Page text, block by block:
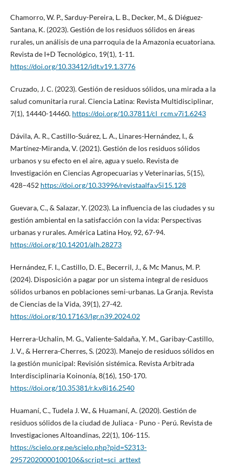
Chamorro, W. P., Sarduy-Pereira, L. B., Decker, M., & Diéguez-
Santana, K. (2023). Gestión de los residuos sólidos en áreas
rurales, un análisis de una parroquia de la Amazonia ecuatoriana.
Revista de I+D Tecnológico, 19(1), 1-11.
https://doi.org/10.33412/idt.v19.1.3776
Cruzado, J. C. (2023). Gestión de residuos sólidos, una mirada a la
salud comunitaria rural. Ciencia Latina: Revista Multidisciplinar,
7(1), 14440-14460. https://doi.org/10.37811/cl_rcm.v7i1.6243
Dávila, A. R., Castillo-Suárez, L. A., Linares-Hernández, I., &
Martínez-Miranda, V. (2021). Gestión de los residuos sólidos
urbanos y su efecto en el aire, agua y suelo. Revista de
Investigación en Ciencias Agropecuarias y Veterinarias, 5(15),
428–452 https://doi.org/10.33996/revistaalfa.v5i15.128
Guevara, C., & Salazar, Y. (2023). La influencia de las ciudades y su
gestión ambiental en la satisfacción con la vida: Perspectivas
urbanas y rurales. América Latina Hoy, 92, 67-94.
https://doi.org/10.14201/alh.28273
Hernández, F. I., Castillo, D. E., Becerril, J., & Mc Manus, M. P.
(2024). Disposición a pagar por un sistema integral de residuos
sólidos urbanos en poblaciones semi-urbanas. La Granja. Revista
de Ciencias de la Vida, 39(1), 27-42.
https://doi.org/10.17163/lgr.n39.2024.02
Herrera-Uchalin, M. G., Valiente-Saldaña, Y. M., Garibay-Castillo,
J. V., & Herrera-Cherres, S. (2023). Manejo de residuos sólidos en
la gestión municipal: Revisión sistémica. Revista Arbitrada
Interdisciplinaria Koinonía, 8(16), 150-170.
https://doi.org/10.35381/r.k.v8i16.2540
Huamaní, C., Tudela J. W., & Huamaní, A. (2020). Gestión de
residuos sólidos de la ciudad de Juliaca - Puno - Perú. Revista de
Investigaciones Altoandinas, 22(1), 106-115.
https://scielo.org.pe/scielo.php?pid=S2313-
29572020000100106&script=sci_arttext